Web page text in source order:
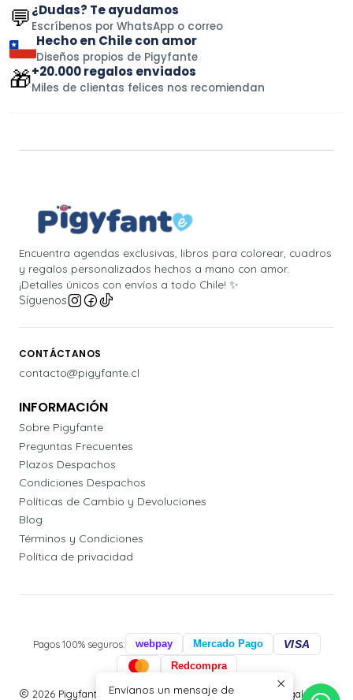
💬¿Dudas? Te ayudamos
Escríbenos por WhatsApp o correo
Hecho en Chile con amor
Diseños propios de Pigyfante
🎁+20.000 regalos enviados
Miles de clientas felices nos recomiendan
Encuentra agendas exclusivas, libros para colorear, cuadros
y regalos personalizados hechos a mano con amor.
¡Detalles únicos con envíos a todo Chile! ✨
Síguenos
CONTÁCTANOS
contacto@pigyfante.cl
INFORMACIÓN
Sobre Pigyfante
Preguntas Frecuentes
Plazos Despachos
Condiciones Despachos
Políticas de Cambio y Devoluciones
Blog
Términos y Condiciones
Política de privacidad
Pagos 100% seguros: webpay Mercado Pago VISA
Redcompra
2026 Pigyfante | Papelería, Agendas Profesionales y Regalos
Envíanos un mensaje de